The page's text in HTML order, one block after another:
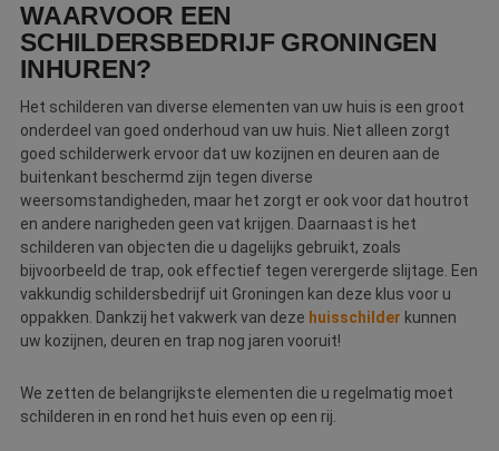
inschakelen.
WAARVOOR EEN
SCHILDERSBEDRIJF GRONINGEN
INHUREN?
Het schilderen van diverse elementen van uw huis is een groot
onderdeel van goed onderhoud van uw huis. Niet alleen zorgt
goed schilderwerk ervoor dat uw kozijnen en deuren aan de
buitenkant beschermd zijn tegen diverse
weersomstandigheden, maar het zorgt er ook voor dat houtrot
en andere narigheden geen vat krijgen. Daarnaast is het
schilderen van objecten die u dagelijks gebruikt, zoals
bijvoorbeeld de trap, ook effectief tegen verergerde slijtage. Een
vakkundig schildersbedrijf uit Groningen kan deze klus voor u
oppakken. Dankzij het vakwerk van deze huisschilder kunnen
uw kozijnen, deuren en trap nog jaren vooruit!
We zetten de belangrijkste elementen die u regelmatig moet
schilderen in en rond het huis even op een rij.